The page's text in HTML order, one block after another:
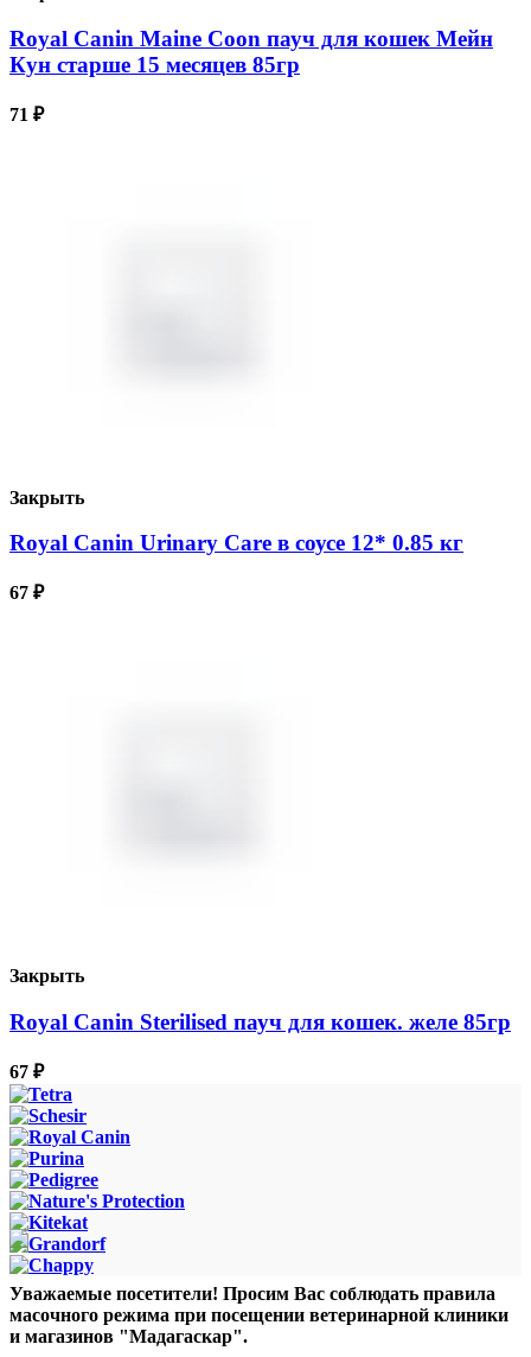
Royal Canin Maine Coon пауч для кошек Мейн
Кун старше 15 месяцев 85гр
71 ₽
Закрыть
Royal Canin Urinary Care в соусе 12* 0.85 кг
67 ₽
Закрыть
Royal Canin Sterilised пауч для кошек. желе 85гр
67 ₽
Уважаемые посетители! Просим Вас соблюдать правила
масочного режима при посещении ветеринарной клиники
и магазинов "Мадагаскар".